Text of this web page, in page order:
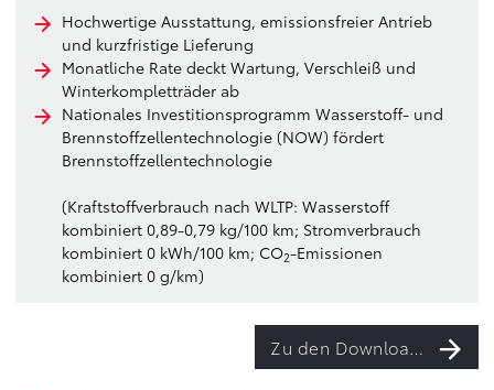
Hochwertige Ausstattung, emissionsfreier Antrieb
und kurzfristige Lieferung
Monatliche Rate deckt Wartung, Verschleiß und
Winterkompletträder ab
Nationales Investitionsprogramm Wasserstoff- und
Brennstoffzellentechnologie (NOW) fördert
Brennstoffzellentechnologie
(Kraftstoffverbrauch nach WLTP: Wasserstoff
kombiniert 0,89-0,79 kg/100 km; Stromverbrauch
kombiniert 0 kWh/100 km; CO2-Emissionen
kombiniert 0 g/km)
Zu den Downloads